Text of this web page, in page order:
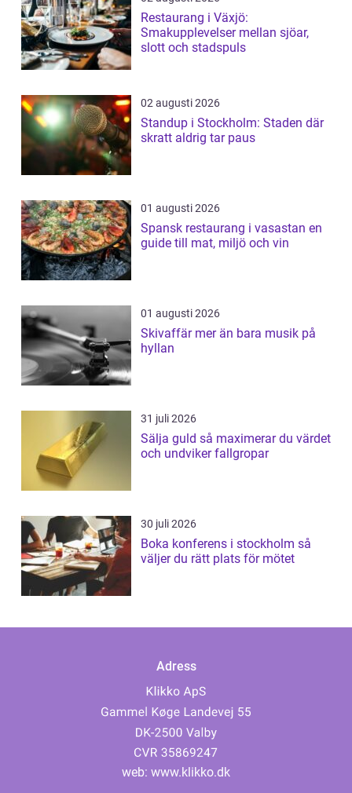
Restaurang i Växjö:
Smakupplevelser mellan sjöar,
slott och stadspuls
02 augusti 2026
Standup i Stockholm: Staden där
skratt aldrig tar paus
01 augusti 2026
Spansk restaurang i vasastan en
guide till mat, miljö och vin
01 augusti 2026
Skivaffär mer än bara musik på
hyllan
31 juli 2026
Sälja guld så maximerar du värdet
och undviker fallgropar
30 juli 2026
Boka konferens i stockholm så
väljer du rätt plats för mötet
Adress
web: www.klikko.dk